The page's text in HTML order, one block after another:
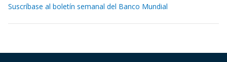
Suscríbase al boletín semanal del Banco Mundial